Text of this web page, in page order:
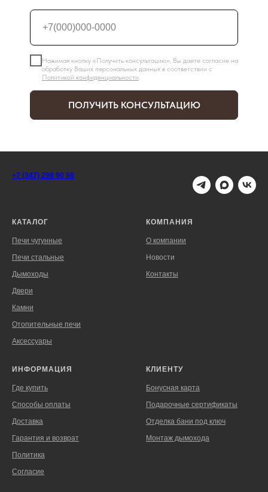
Нажимая кнопку «Получить консультацию», Вы даете согласие на
обработку Ваших персональных данных в соответствии с
Политикой конфиденциальности
ПОЛУЧИТЬ КОНСУЛЬТАЦИЮ
+7 (347) 298 90 98
КАТАЛОГ
Печи чугунные
Печи стальные
Дымоходы
Двери
Камни
Отопительные печи
Аксессуары
КОМПАНИЯ
О компании
Новости
Контакты
ИНФОРМАЦИЯ
Где купить
Способы оплаты
Доставка
Гарантия и возврат
Политика
Согласие
КЛИЕНТУ
Бонусная карта
Подарочные сертификаты
Отделка бани под ключ
Монтаж дымохода